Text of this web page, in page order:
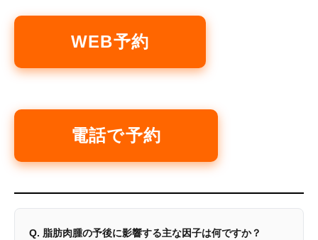
WEB予約
電話で予約
Q. 脂肪肉腫の予後に影響する主な因子は何ですか？